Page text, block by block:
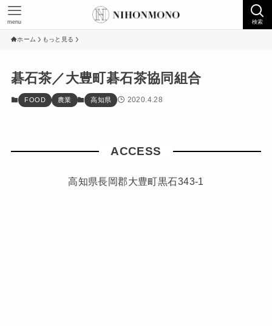
検索
menu
ホーム もっと見る
碁石茶／大豊町碁石茶協同組合
FOOD 農業 高知県 2020.4.28
ACCESS
高知県長岡郡大豊町黒石343-1